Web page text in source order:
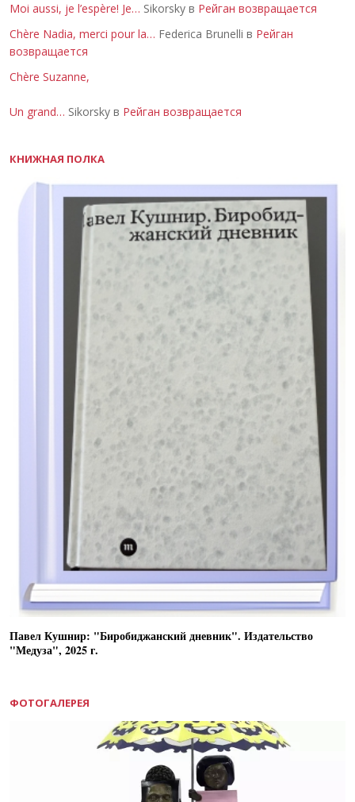
Moi aussi, je l’espère! Je… Sikorsky в Рейган возвращается
Chère Nadia, merci pour la… Federica Brunelli в Рейган
возвращается
Chère Suzanne,
Un grand… Sikorsky в Рейган возвращается
КНИЖНАЯ ПОЛКА
Павел Кушнир: "Биробиджанский дневник". Издательство
"Медуза", 2025 г.
ФОТОГАЛЕРЕЯ